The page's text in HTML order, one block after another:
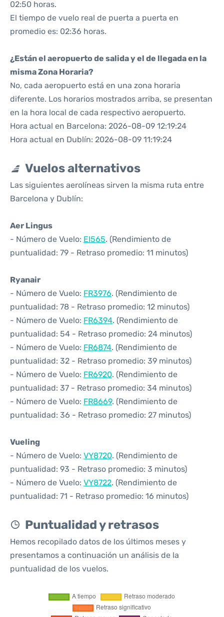
02:50 horas.
El tiempo de vuelo real de puerta a puerta en
promedio es: 02:36 horas.
¿Están el aeropuerto de salida y el de llegada en la
misma Zona Horaria?
No, cada aeropuerto está en una zona horaria
diferente. Los horarios mostrados arriba, se presentan
en la hora local de cada respectivo aeropuerto.
Hora actual en Barcelona: 2026-08-09 12:19:24
Hora actual en Dublín: 2026-08-09 11:19:24
Vuelos alternativos
Las siguientes aerolíneas sirven la misma ruta entre
Barcelona y Dublín:
Aer Lingus
- Número de Vuelo: EI565. (Rendimiento de
puntualidad: 79 - Retraso promedio: 11 minutos)
Ryanair
- Número de Vuelo: FR3976. (Rendimiento de
puntualidad: 78 - Retraso promedio: 12 minutos)
- Número de Vuelo: FR6394. (Rendimiento de
puntualidad: 54 - Retraso promedio: 24 minutos)
- Número de Vuelo: FR6874. (Rendimiento de
puntualidad: 32 - Retraso promedio: 39 minutos)
- Número de Vuelo: FR6920. (Rendimiento de
puntualidad: 37 - Retraso promedio: 34 minutos)
- Número de Vuelo: FR8669. (Rendimiento de
puntualidad: 36 - Retraso promedio: 27 minutos)
Vueling
- Número de Vuelo: VY8720. (Rendimiento de
puntualidad: 93 - Retraso promedio: 3 minutos)
- Número de Vuelo: VY8722. (Rendimiento de
puntualidad: 71 - Retraso promedio: 16 minutos)
Puntualidad y retrasos
Hemos recopilado datos de los últimos meses y
presentamos a continuación un análisis de la
puntualidad de los vuelos.